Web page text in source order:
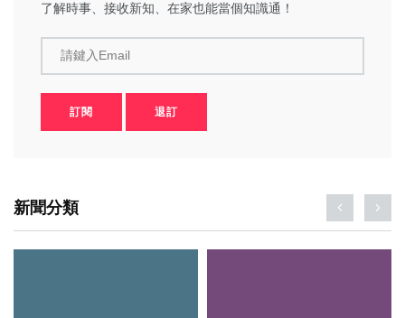
了解時事、接收新知、在家也能當個知識通！
請鍵入Email
訂閱 退訂
新聞分類